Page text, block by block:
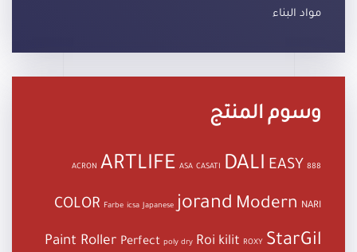
مواد البناء
وسوم المنتج
888
ACRON ARTLIFE ASA CASATI DALI EASY
COLOR Farbe icsa Japanese jorand Modern NARI
Paint Roller Perfect poly dry Roi kilit ROXY StarGil